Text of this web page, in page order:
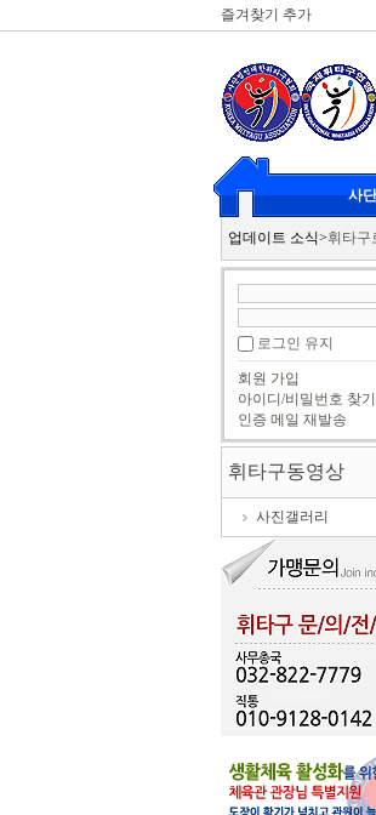
즐겨찾기 추가
사
업데이트 소식>
휘타구
리스
휘타구
휘타구
KBS
휘타구
리스펙
휘타
휘타구
KBS
로그인 유지
회원 가입
아이디/비밀번호 찾기
인증 메일 재발송
휘타구동영상
사진갤러리
Sketchbook5, 스케치
Sketchbook5, 스케치
Sketchbook5, 스케치
Sketchbook5, 스케치